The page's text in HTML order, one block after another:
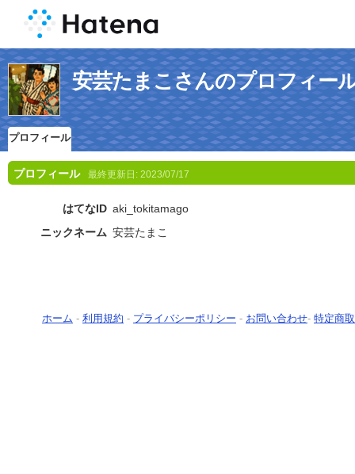
安芸たまこさんのプロフィー
プロフィール
プロフィール 最終更新日: 2023/07/17
はてなID aki_tokitamago
ニックネーム 安芸たまこ
ホーム - 利用規約 - プライバシーポリシー - お問い合わせ- 特定商